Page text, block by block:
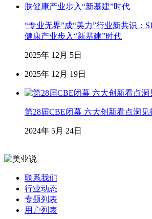
“专业无界”成“美力”行业新共识：
健康产业步入“新基建”时代
2025年 12月 5日
2025年 12月 19日
第28届CBE闭幕 六大创新看点洞
2024年 5月 24日
联系我们
行业动态
专题列表
用户列表